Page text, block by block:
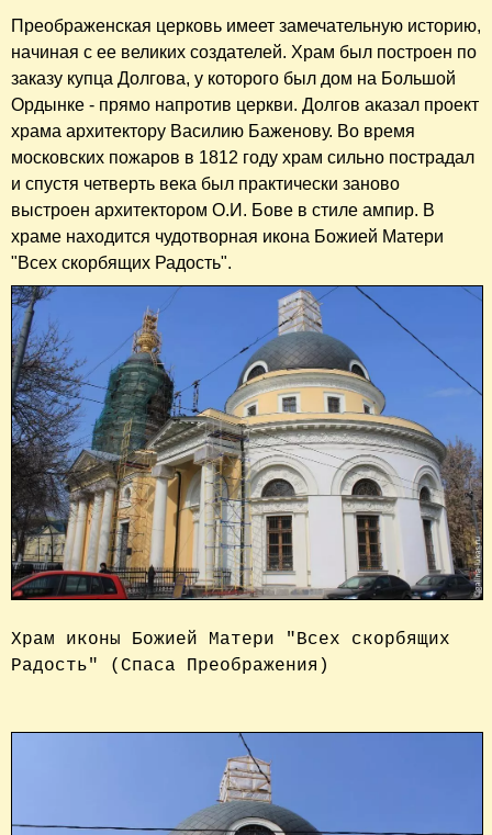
Преображенская церковь имеет замечательную историю,
начиная с ее великих создателей. Храм был построен по
заказу купца Долгова, у которого был дом на Большой
Ордынке - прямо напротив церкви. Долгов аказал проект
храма архитектору Василию Баженову. Во время
московских пожаров в 1812 году храм сильно пострадал
и спустя четверть века был практически заново
выстроен архитектором О.И. Бове в стиле ампир. В
храме находится чудотворная икона Божией Матери
"Всех скорбящих Радость".
Храм иконы Божией Матери "Всех скорбящих
Радость" (Спаса Преображения)